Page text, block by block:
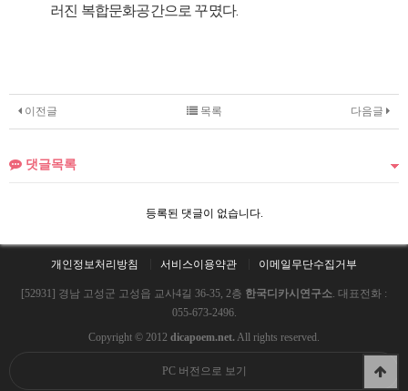
러진 복합문화공간으로 꾸몄다.
이전글 다음글
목록
댓글목록
등록된 댓글이 없습니다.
개인정보처리방침 서비스이용약관 이메일무단수집거부
[52931] 경남 고성군 고성읍 교사4길 36-35, 2층 한국디카시연구소. 대표전화 :
055-673-2496.
Copyright © 2012 dicapoem.net. All rights reserved.
PC 버전으로 보기